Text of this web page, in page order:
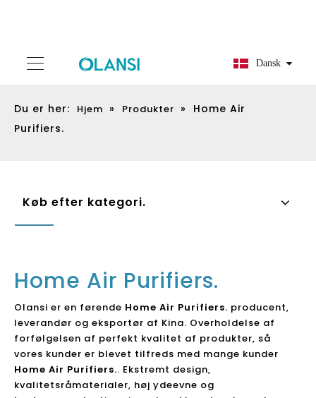
Dansk
Du er her: Hjem » Produkter »
Home Air
Purifiers.
Køb efter kategori.
Home Air Purifiers.
Olansi er en førende Home Air Purifiers. producent,
leverandør og eksportør af Kina. Overholdelse af
forfølgelsen af ​​perfekt kvalitet af produkter, så
vores kunder er blevet tilfreds med mange kunder
Home Air Purifiers.. Ekstremt design,
kvalitetsråmaterialer, høj ydeevne og